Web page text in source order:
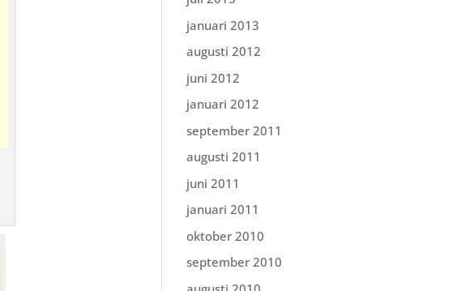
januari 2013
augusti 2012
juni 2012
januari 2012
september 2011
augusti 2011
juni 2011
januari 2011
oktober 2010
september 2010